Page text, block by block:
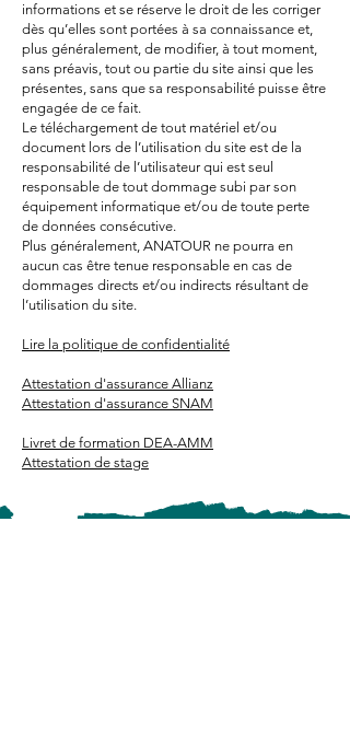
informations et se réserve le droit de les corriger
dès qu’elles sont portées à sa connaissance et,
plus généralement, de modifier, à tout moment,
sans préavis, tout ou partie du site ainsi que les
présentes, sans que sa responsabilité puisse être
engagée de ce fait.
Le téléchargement de tout matériel et/ou
document lors de l’utilisation du site est de la
responsabilité de l’utilisateur qui est seul
responsable de tout dommage subi par son
équipement informatique et/ou de toute perte
de données consécutive.
Plus généralement, ANATOUR ne pourra en
aucun cas être tenue responsable en cas de
dommages directs et/ou indirects résultant de
l’utilisation du site.
Lire la politique de confidentialité
Attestation d'assurance Allianz
Attestation d'assurance SNAM
Livret de formation DEA-AMM
Attestation de stage